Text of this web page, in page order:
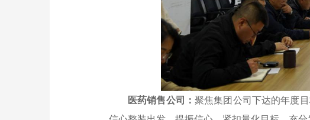
医药销售公司： 聚焦集团公司下达的年度